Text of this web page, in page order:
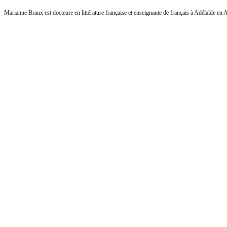
Marianne Braux est docteure en littérature française et enseignante de français à Adélaïde en